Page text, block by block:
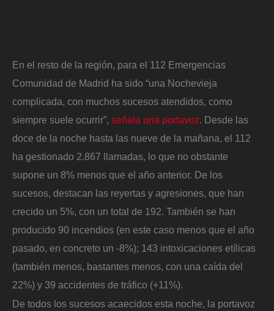
En el resto de la región, para el 112 Emergencias
Comunidad de Madrid ha sido “una Nochevieja
complicada, con muchos sucesos atendidos, como
siempre suele ocurrir”, señala una portavoz. Desde las
doce de la noche hasta las nueve de la mañana, el 112
ha gestionado 2.867 llamadas, lo que no obstante
supone un 8% menos que el año anterior. De los
sucesos, destacan las reyertas y agresiones, que han
crecido un 5%, con un total de 192. También se han
producido 90 incendios (en este caso menos que el año
pasado, en concreto un -8%); 143 intoxicaciones etílicas
(también menos, bastantes menos, con una caída del
22%) y 39 accidentes de tráfico (+11%).
De todos los sucesos acaecidos esta noche, la portavoz